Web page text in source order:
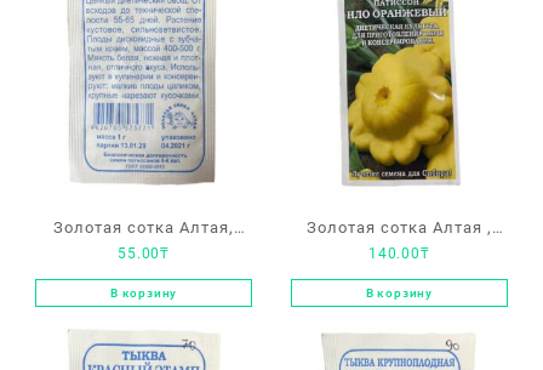
Золотая сотка Алтая,
патиссон «Белые 13»
55.00₸
В корзину
Золотая сотка Алтая ,
патиссон «НЛО
оранжевый»
140.00₸
В корзину